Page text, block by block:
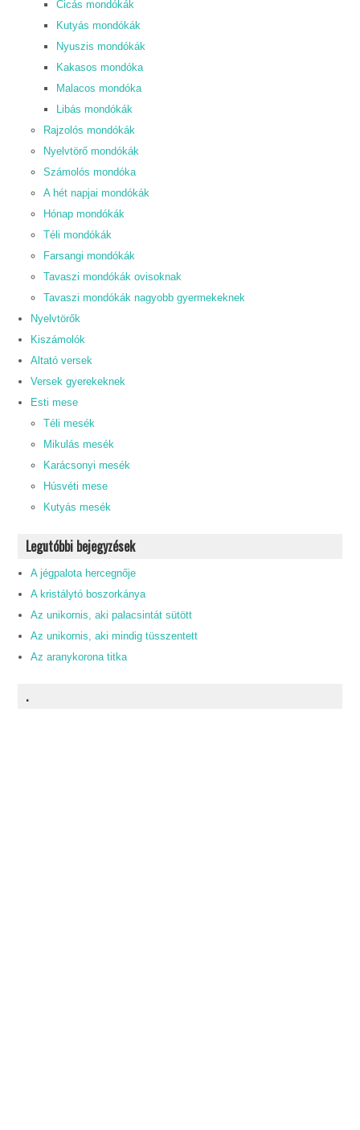
Cicás mondókák
Kutyás mondókák
Nyuszis mondókák
Kakasos mondóka
Malacos mondóka
Libás mondókák
Rajzolós mondókák
Nyelvtörő mondókák
Számolós mondóka
A hét napjai mondókák
Hónap mondókák
Téli mondókák
Farsangi mondókák
Tavaszi mondókák ovisoknak
Tavaszi mondókák nagyobb gyermekeknek
Nyelvtörők
Kiszámolók
Altató versek
Versek gyerekeknek
Esti mese
Téli mesék
Mikulás mesék
Karácsonyi mesék
Húsvéti mese
Kutyás mesék
Legutóbbi bejegyzések
A jégpalota hercegnője
A kristálytó boszorkánya
Az unikornis, aki palacsintát sütött
Az unikornis, aki mindig tüsszentett
Az aranykorona titka
.